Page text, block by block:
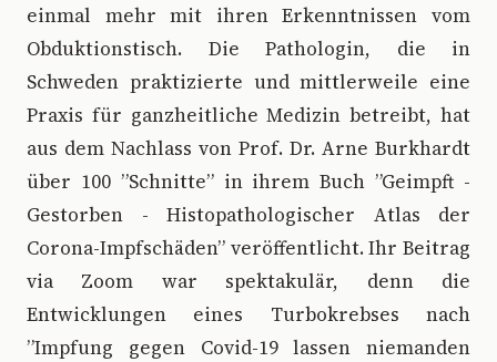
einmal mehr mit ihren Erkenntnissen vom
Obduktionstisch. Die Pathologin, die in
Schweden praktizierte und mittlerweile eine
Praxis für ganzheitliche Medizin betreibt, hat
aus dem Nachlass von Prof. Dr. Arne Burkhardt
über 100 ”Schnitte” in ihrem Buch ”Geimpft -
Gestorben - Histopathologischer Atlas der
Corona-Impfschäden” veröffentlicht. Ihr Beitrag
via Zoom war spektakulär, denn die
Entwicklungen eines Turbokrebses nach
”Impfung gegen Covid-19 lassen niemanden